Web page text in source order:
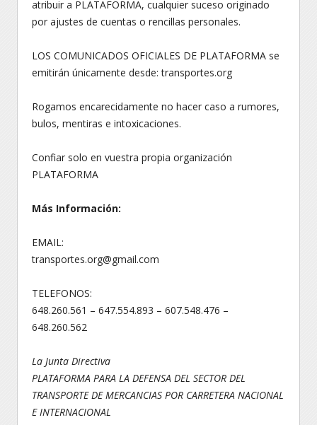
atribuir a PLATAFORMA, cualquier suceso originado
por ajustes de cuentas o rencillas personales.
LOS COMUNICADOS OFICIALES DE PLATAFORMA se
emitirán únicamente desde: transportes.org
Rogamos encarecidamente no hacer caso a rumores,
bulos, mentiras e intoxicaciones.
Confiar solo en vuestra propia organización
PLATAFORMA
Más Información:
EMAIL:
transportes.org@gmail.com
TELEFONOS:
648.260.561 – 647.554.893 – 607.548.476 –
648.260.562
La Junta Directiva
PLATAFORMA PARA LA DEFENSA DEL SECTOR DEL
TRANSPORTE DE MERCANCIAS POR CARRETERA NACIONAL
E INTERNACIONAL